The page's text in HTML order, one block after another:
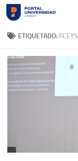
Skip to content
ETIQUETADO: FCEYS